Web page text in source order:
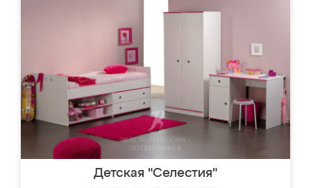
Детская "Селестия"